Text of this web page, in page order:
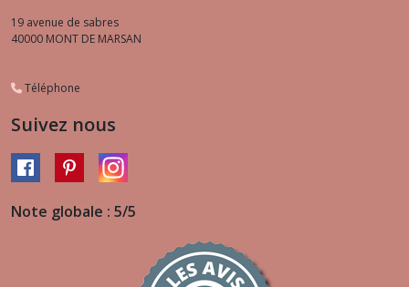
19 avenue de sabres
40000 MONT DE MARSAN
Téléphone
Suivez nous
Note globale : 5/5